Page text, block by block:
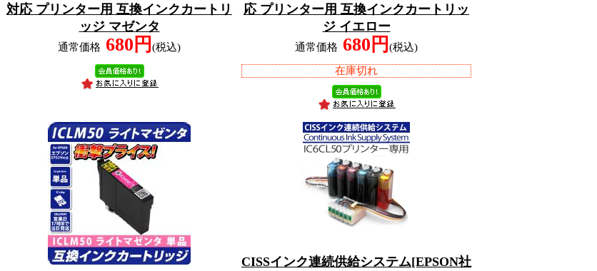
対応 プリンター用 互換インクカートリ
ッジ マゼンタ
通常価格 680円(税込)
応 プリンター用 互換インクカートリッ
ジ イエロー
通常価格 680円(税込)
在庫切れ
CISSインク連続供給システム[EPSON社